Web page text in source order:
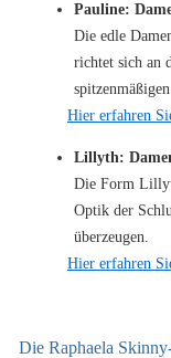
Pauline:
Die edle
richtet sich an
Hier erfahren
Lillyth:
Die Form
Optik der
überzeugen.
Hier erfahren
Die Raphaela